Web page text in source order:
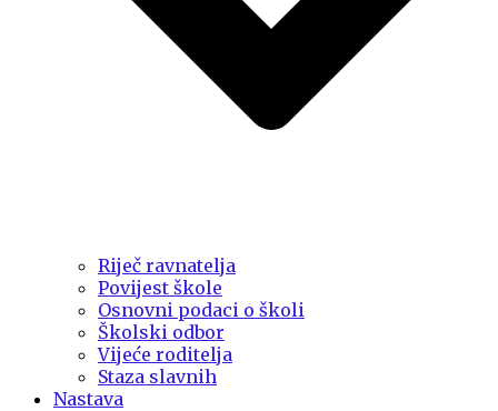
Riječ ravnatelja
Povijest škole
Osnovni podaci o školi
Školski odbor
Vijeće roditelja
Staza slavnih
Nastava